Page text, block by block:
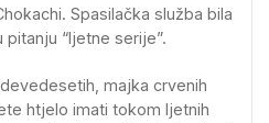
Spasilačka služba bila
“ljetne serije”.
majka crvenih
htjelo imati tokom ljetnih